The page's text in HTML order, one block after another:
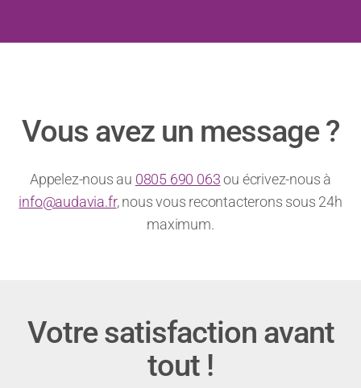
“Nous avons le plaisir de collaborer
Lire la suite
Appelez-nous au0805 690 063ou écrivez-nous à
info@audavia.fr, nous vous recontacterons sous 24h
maximum.